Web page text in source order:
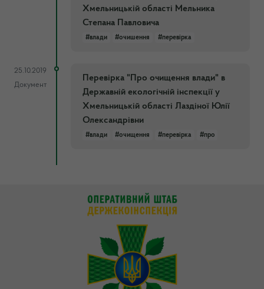
Хмельницькій області Мельника
Степана Павловича
#влади #очишення #перевірка
25.10.2019
Документ
Перевірка "Про очищення влади" в
Державній екологічній інспекції у
Хмельницькій області Лаздіної Юлії
Олександрівни
#влади #очищення #перевірка #про